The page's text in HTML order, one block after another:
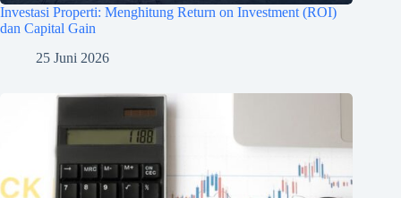
Investasi Properti: Menghitung Return on Investment (ROI)
dan Capital Gain
25 Juni 2026